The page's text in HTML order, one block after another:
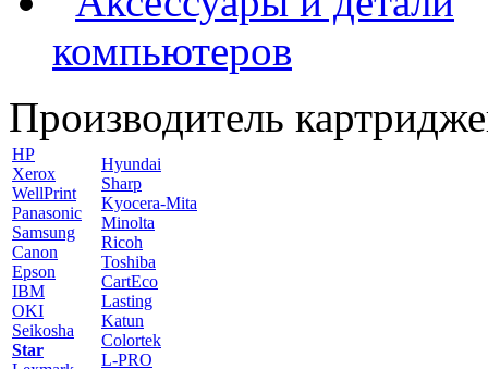
компьютеров
Производитель
HP
Xerox
WellPrint
Panasonic
Samsung
Canon
Epson
IBM
OKI
Seikosha
Star
Hyundai
Sharp
Kyocera-Mita
Minolta
Ricoh
Toshiba
CartEco
Lasting
Katun
Colortek
L-PRO